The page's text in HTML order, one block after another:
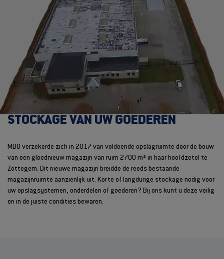
STOCKAGE VAN UW GOEDEREN
MDO verzekerde zich in 2017 van voldoende opslagruimte door de bouw
van een gloednieuw magazijn van ruim 2700 m² in haar hoofdzetel te
Zottegem. Dit nieuwe magazijn breidde de reeds bestaande
magazijnruimte aanzienlijk uit. Korte of langdurige stockage nodig voor
uw opslagsystemen, onderdelen of goederen? Bij ons kunt u deze veilig
en in de juiste condities bewaren.